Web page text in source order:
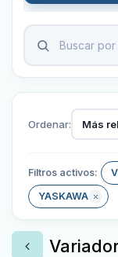
Ordenar: Más
Filtros activos:
YASKAWA